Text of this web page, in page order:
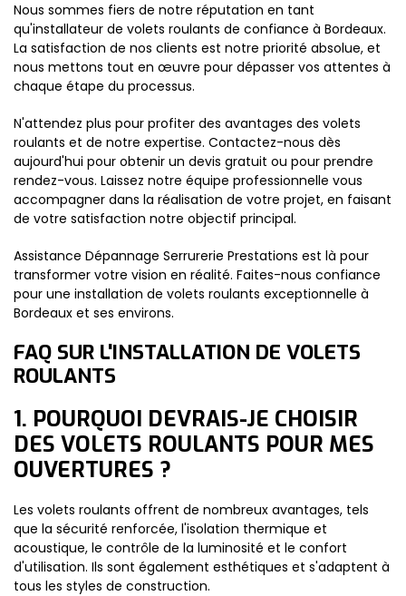
Nous sommes fiers de notre réputation en tant
qu'installateur de volets roulants de confiance à Bordeaux.
La satisfaction de nos clients est notre priorité absolue, et
nous mettons tout en œuvre pour dépasser vos attentes à
chaque étape du processus.
N'attendez plus pour profiter des avantages des volets
roulants et de notre expertise. Contactez-nous dès
aujourd'hui pour obtenir un devis gratuit ou pour prendre
rendez-vous. Laissez notre équipe professionnelle vous
accompagner dans la réalisation de votre projet, en faisant
de votre satisfaction notre objectif principal.
Assistance Dépannage Serrurerie Prestations est là pour
transformer votre vision en réalité. Faites-nous confiance
pour une installation de volets roulants exceptionnelle à
Bordeaux et ses environs.
FAQ SUR L'INSTALLATION DE VOLETS
ROULANTS
1. POURQUOI DEVRAIS-JE CHOISIR
DES VOLETS ROULANTS POUR MES
OUVERTURES ?
Les volets roulants offrent de nombreux avantages, tels
que la sécurité renforcée, l'isolation thermique et
acoustique, le contrôle de la luminosité et le confort
d'utilisation. Ils sont également esthétiques et s'adaptent à
tous les styles de construction.